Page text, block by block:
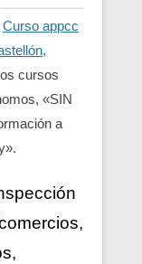
Curso appcc
cursos
«SIN
a